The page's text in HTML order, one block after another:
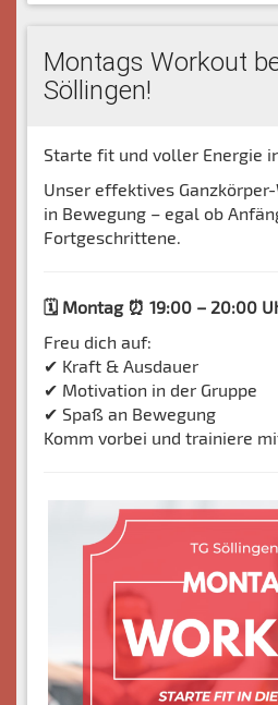
Montags Workout
Söllingen!
Starte fit und voller Energie
Unser effektives
in Bewegung – egal ob
Fortgeschrittene.
🗓 Montag ⏰ 19:00 – 20:00
Freu dich auf:
✔ Kraft & Ausdauer
✔ Motivation in der Gruppe
✔ Spaß an Bewegung
Komm vorbei und trainiere